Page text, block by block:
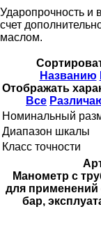
Ударопрочность и
счет
маслом.
Названию
Отображать
Все
Номинальный
Диапазон шкалы
Класс точности
Манометр с
для применений
бар,